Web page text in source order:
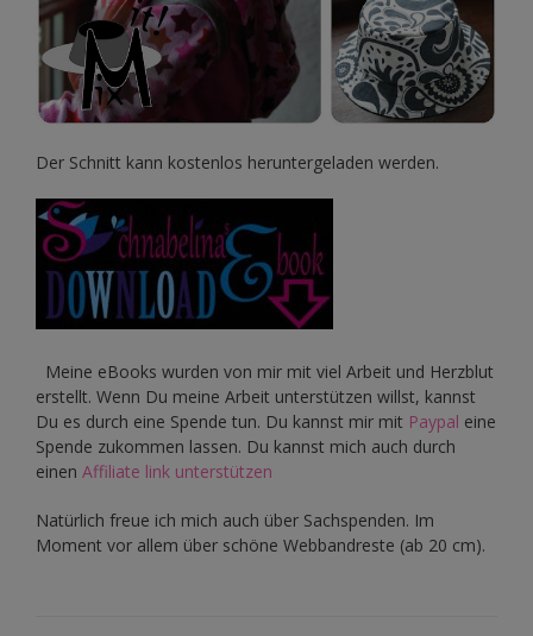
Der Schnitt kann kostenlos heruntergeladen werden.
Meine eBooks wurden von mir mit viel Arbeit und Herzblut
erstellt. Wenn Du meine Arbeit unterstützen willst, kannst
Du es durch eine Spende tun. Du kannst mir mit Paypal eine
Spende zukommen lassen. Du kannst mich auch durch
einen Affiliate link unterstützen
Natürlich freue ich mich auch über Sachspenden. Im
Moment vor allem über schöne Webbandreste (ab 20 cm).